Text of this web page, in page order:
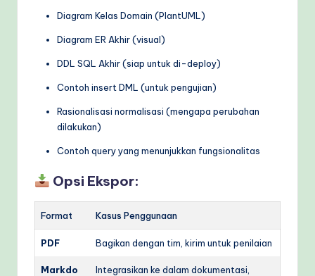
Diagram Kelas Domain (PlantUML)
Diagram ER Akhir (visual)
DDL SQL Akhir (siap untuk di-deploy)
Contoh insert DML (untuk pengujian)
Rasionalisasi normalisasi (mengapa perubahan
dilakukan)
Contoh query yang menunjukkan fungsionalitas
Opsi Ekspor:
Format Kasus Penggunaan
PDF Bagikan dengan tim, kirim untuk penilaian
Markdo
Integrasikan ke dalam dokumentasi,